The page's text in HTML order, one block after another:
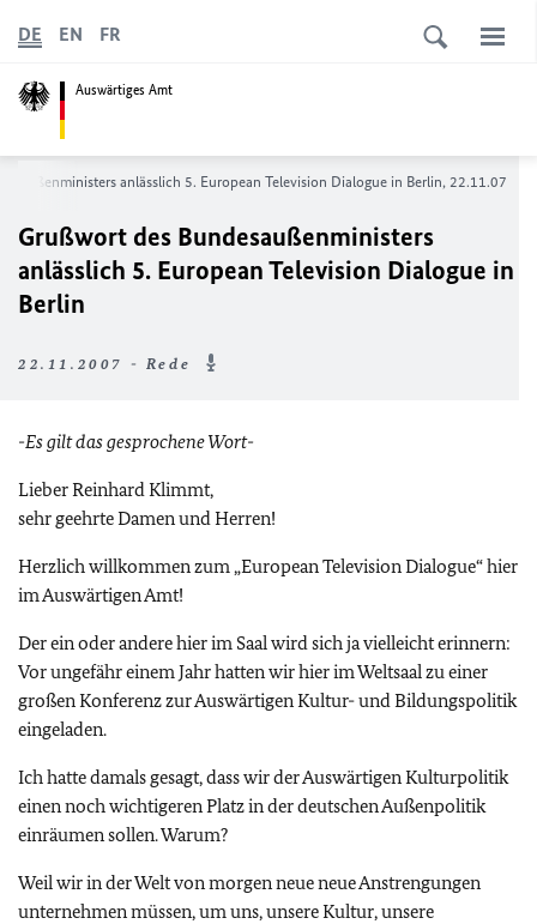
Auswärtiges Amt
DE EN FR
anlässlich 5. European Television Dialogue in Berlin, 22.11.07
Grußwort des Bundesaußenministers
anlässlich 5. European Television Dialogue in
Berlin
22.11.2007 - Rede
-Es gilt das gesprochene Wort-
Lieber Reinhard Klimmt,
sehr geehrte Damen und Herren!
Herzlich willkommen zum „European Television Dialogue“ hier
im Auswärtigen Amt!
Der ein oder andere hier im Saal wird sich ja vielleicht erinnern:
Vor ungefähr einem Jahr hatten wir hier im Weltsaal zu einer
großen Konferenz zur Auswärtigen Kultur- und Bildungspolitik
eingeladen.
Ich hatte damals gesagt, dass wir der Auswärtigen Kulturpolitik
einen noch wichtigeren Platz in der deutschen Außenpolitik
einräumen sollen. Warum?
Weil wir in der Welt von morgen neue neue Anstrengungen
unternehmen müssen, um uns, unsere Kultur, unsere